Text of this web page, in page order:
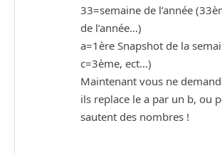
33=semaine de l’année
de l’année…)
a=1ère Snapshot de la
c=3ème, ect…)
Maintenant vous ne
ils replace le a par un b, ou
sautent des nombres !